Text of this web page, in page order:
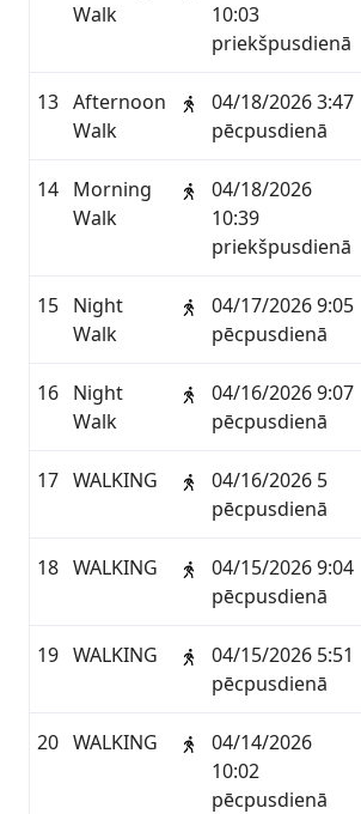
Walk
10:03
priekšpusdienā
13 Afternoon
Walk
04/18/2026 3:47
pēcpusdienā
14 Morning
Walk
04/18/2026
10:39
priekšpusdienā
15 Night
Walk
04/17/2026 9:05
pēcpusdienā
16 Night
Walk
04/16/2026 9:07
pēcpusdienā
17 WALKING
04/16/2026 5
pēcpusdienā
18 WALKING
04/15/2026 9:04
pēcpusdienā
19 WALKING
04/15/2026 5:51
pēcpusdienā
20 WALKING
04/14/2026
10:02
pēcpusdienā